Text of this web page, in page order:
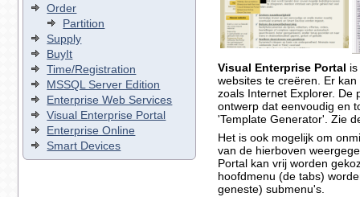
Order
Partition
Supply
BuyIt
Time/Registration
MSSQL Server Edition
Enterprise Web Services
Visual Enterprise Portal
Enterprise Online
Smart Devices
Visual Enterprise Portal
websites te creëren. Er
zoals Internet Explorer. De
ontwerp dat eenvoudig en
'Template Generator'. Zie
Het is ook mogelijk om
van de hierboven
Portal kan vrij worden
hoofdmenu (de tabs)
geneste) submenu's.